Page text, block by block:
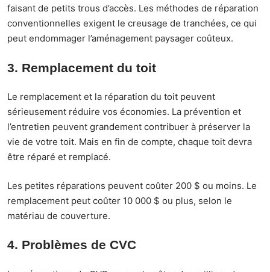
faisant de petits trous d’accès. Les méthodes de réparation
conventionnelles exigent le creusage de tranchées, ce qui
peut endommager l’aménagement paysager coûteux.
3. Remplacement du toit
Le remplacement et la réparation du toit peuvent
sérieusement réduire vos économies. La prévention et
l’entretien peuvent grandement contribuer à préserver la
vie de votre toit. Mais en fin de compte, chaque toit devra
être réparé et remplacé.
Les petites réparations peuvent coûter 200 $ ou moins. Le
remplacement peut coûter 10 000 $ ou plus, selon le
matériau de couverture.
4. Problèmes de CVC